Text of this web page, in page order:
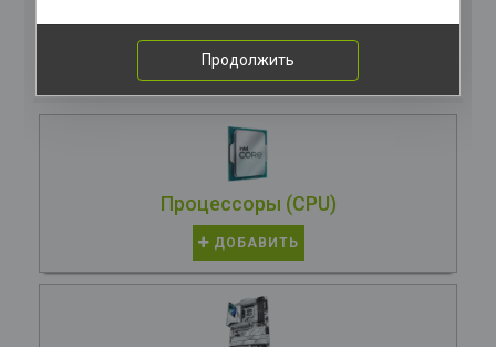
Комплектация
компьютера
Процессоры (CPU)
ДОБАВИТЬ
Продолжить